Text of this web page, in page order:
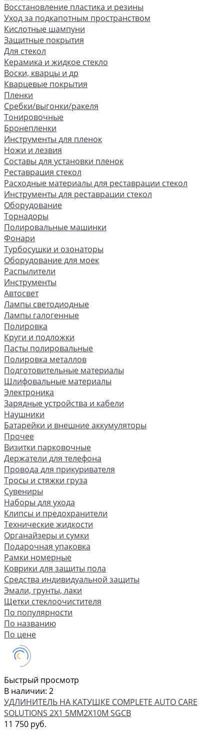
Восстановление пластика и резины
Уход за подкапотным пространством
Кислотные шампуни
Защитные покрытия
Для стекол
Керамика и жидкое стекло
Воски, кварцы и др
Кварцевые покрытия
Пленки
Сребки/выгонки/ракеля
Тонировочные
Бронепленки
Инструменты для пленок
Ножи и лезвия
Составы для установки пленок
Реставрация стекол
Расходные материалы для реставрации стекол
Инструменты для реставрации стекол
Оборудование
Торнадоры
Полировальные машинки
Фонари
Турбосушки и озонаторы
Оборудование для моек
Распылители
Инструменты
Автосвет
Лампы светодиодные
Лампы галогенные
Полировка
Круги и подложки
Пасты полировальные
Полировка металлов
Подготовительные материалы
Шлифовальные материалы
Электроника
Зарядные устройства и кабели
Наушники
Батарейки и внешние аккумуляторы
Прочее
Визитки парковочные
Держатели для телефона
Провода для прикуривателя
Тросы и стяжки груза
Сувениры
Наборы для ухода
Клипсы и предохранители
Технические жидкости
Органайзеры и сумки
Подарочная упаковка
Рамки номерные
Коврики для защиты пола
Средства индивидуальной защиты
Эмали, грунты, лаки
Щетки стеклоочистителя
По популярности
По названию
По цене
Быстрый просмотр
В наличии: 2
УДЛИНИТЕЛЬ НА КАТУШКЕ COMPLETE AUTO CARE
SOLUTIONS 2X1 5ММ2Х10М SGCB
11 750 руб.